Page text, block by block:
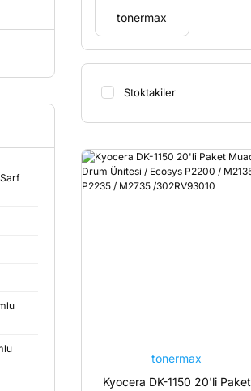
tonermax
Stoktakiler
tonermax
Kyocera DK-1150 20'li Paket